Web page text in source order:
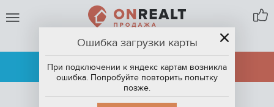
САНКТ-ПЕТЕРБУРГ
АРЕНДА
ПРОДАЖА
Ошибка загрузки карты
При подключении к яндекс картам возникла
ошибка. Попробуйте повторить попытку
позже.